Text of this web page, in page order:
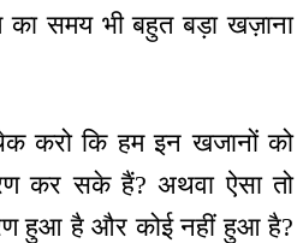
का समय भी बहुत बड़ा खज़ाना
करो कि हम इन खजानों को
कर सके हैं? अथवा ऐसा तो
हुआ है और कोई नहीं हुआ है?